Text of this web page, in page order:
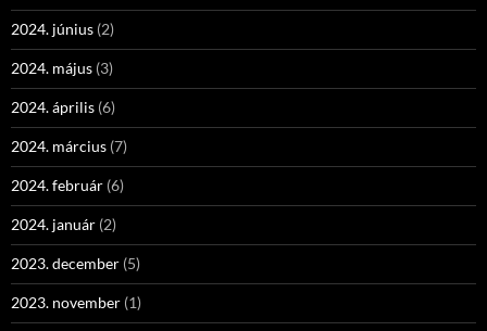
2024. június (2)
2024. május (3)
2024. április (6)
2024. március (7)
2024. február (6)
2024. január (2)
2023. december (5)
2023. november (1)